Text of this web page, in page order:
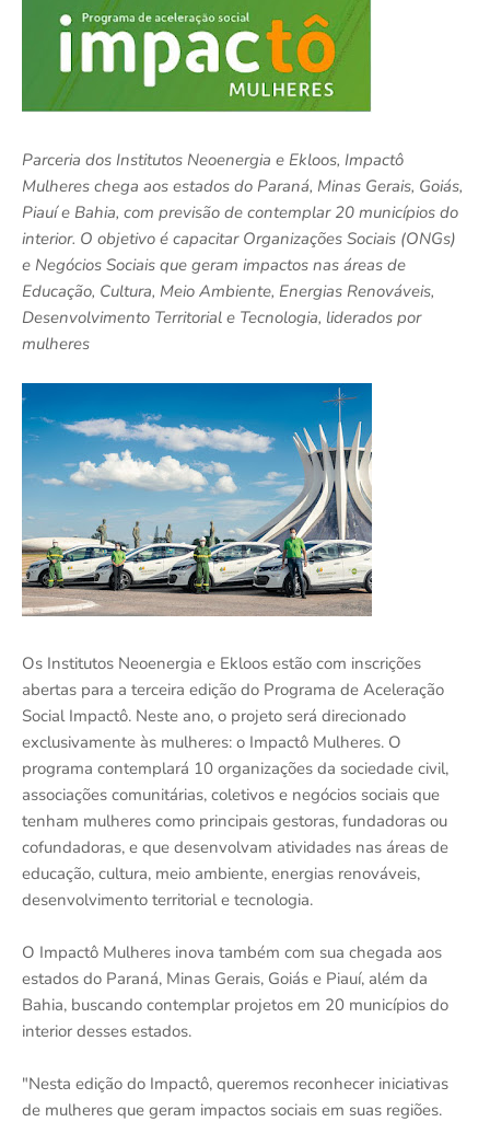
Parceria dos Institutos Neoenergia e Ekloos, Impactô
Mulheres chega aos estados do Paraná, Minas Gerais, Goiás,
Piauí e Bahia, com previsão de contemplar 20 municípios do
interior. O objetivo é capacitar Organizações Sociais (ONGs)
e Negócios Sociais que geram impactos nas áreas de
Educação, Cultura, Meio Ambiente, Energias Renováveis,
Desenvolvimento Territorial e Tecnologia, liderados por
mulheres
Os Institutos Neoenergia e Ekloos estão com inscrições
abertas para a terceira edição do Programa de Aceleração
Social Impactô. Neste ano, o projeto será direcionado
exclusivamente às mulheres: o Impactô Mulheres. O
programa contemplará 10 organizações da sociedade civil,
associações comunitárias, coletivos e negócios sociais que
tenham mulheres como principais gestoras, fundadoras ou
cofundadoras, e que desenvolvam atividades nas áreas de
educação, cultura, meio ambiente, energias renováveis,
desenvolvimento territorial e tecnologia.
O Impactô Mulheres inova também com sua chegada aos
estados do Paraná, Minas Gerais, Goiás e Piauí, além da
Bahia, buscando contemplar projetos em 20 municípios do
interior desses estados.
"Nesta edição do Impactô, queremos reconhecer iniciativas
de mulheres que geram impactos sociais em suas regiões.